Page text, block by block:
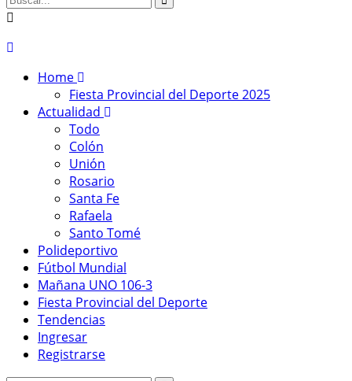
Home
Fiesta Provincial del Deporte 2025
Actualidad
Todo
Colón
Unión
Rosario
Santa Fe
Rafaela
Santo Tomé
Polideportivo
Fútbol Mundial
Mañana UNO 106-3
Fiesta Provincial del Deporte
Tendencias
Ingresar
Registrarse